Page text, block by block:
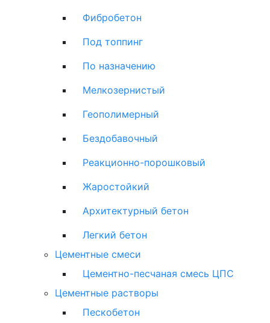
Фибробетон
Под топпинг
По назначению
Мелкозернистый
Геополимерный
Бездобавочный
Реакционно-порошковый
Жаростойкий
Архитектурный бетон
Легкий бетон
Цементные смеси
Цементно-песчаная смесь ЦПС
Цементные растворы
Пескобетон